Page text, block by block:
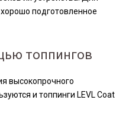
подготовленное
топпингов
высокопрочного
и топпинги LEVL Coat